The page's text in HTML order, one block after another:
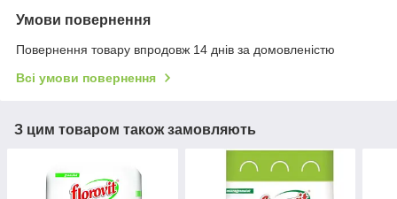
Умови повернення
Повернення товару впродовж 14 днів за домовленістю
Всі умови повернення
З цим товаром також замовляють